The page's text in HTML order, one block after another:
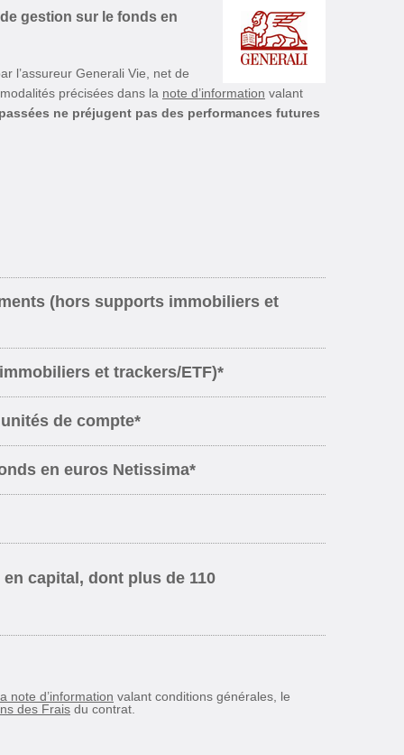
gestion sur le fonds en
l’assureur Generali Vie, net de
précisées dans la note d’information valant
ne préjugent pas des performances futures
(hors supports immobiliers et
et trackers/ETF)*
de compte*
en euros Netissima*
capital, dont plus de 110
note d’information valant conditions générales, le
des Frais du contrat.